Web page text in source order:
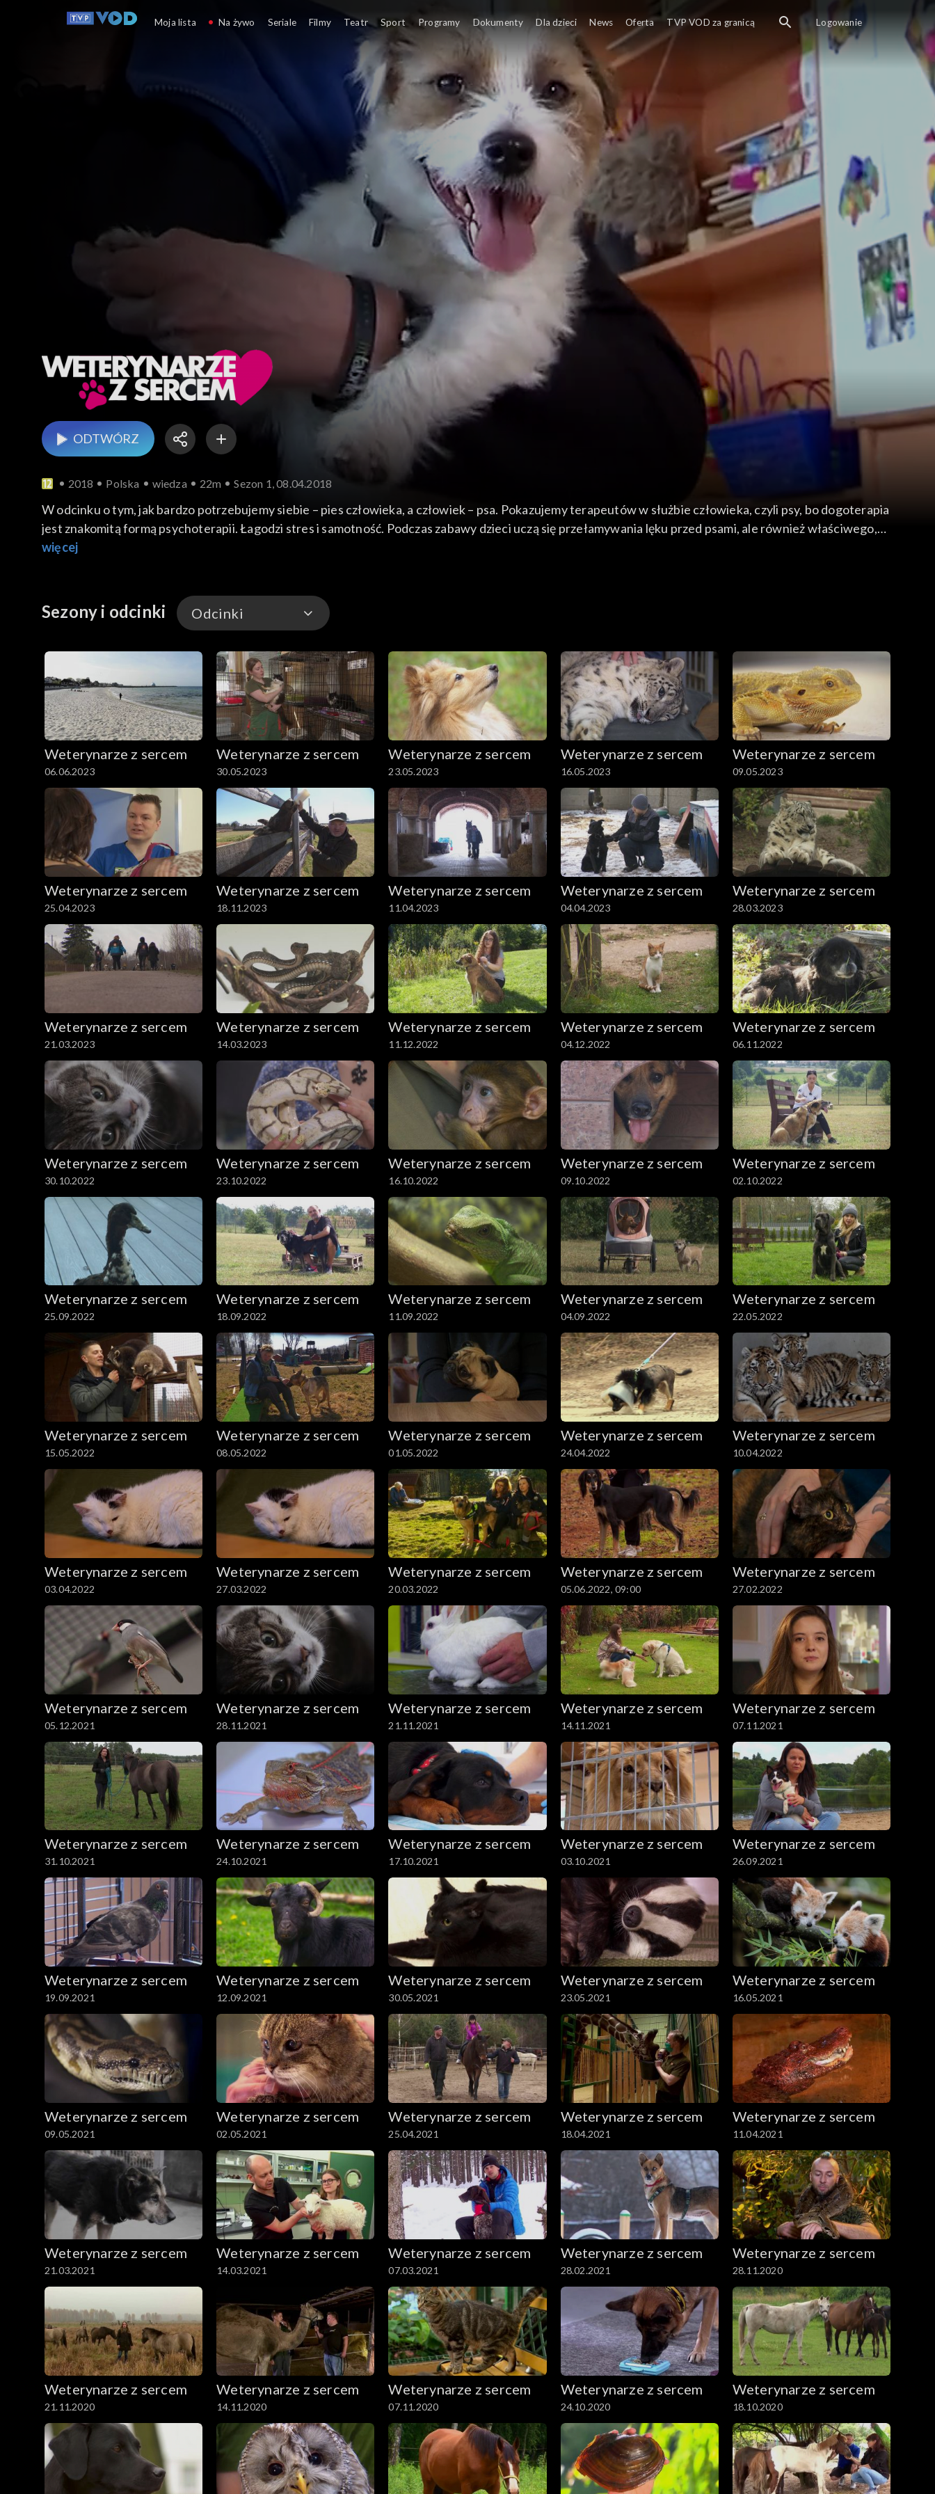
ODTWÓRZ
2018 Polska wiedza 22m Sezon 1, 08.04.2018
W odcinku o tym, jak bardzo potrzebujemy siebie – pies człowieka, a człowiek – psa. Pokazujemy terapeutów w służbie człowieka, czyli psy, bo dogoterapia
jest znakomitą formą psychoterapii. Łagodzi stres i samotność. Podczas zabawy dzieci uczą się przełamywania lęku przed psami, ale również właściwego,
odpowiedzialnego zachowania. Tomografia, endoskopia, biopsja to badania, z których nasi pupile mogą już korzystać. Czy dzięki troskliwości właściciela i
więcej
Sezony i odcinki Odcinki
Odcinki
Weterynarze z sercem
06.06.2023
Weterynarze z sercem
30.05.2023
Weterynarze z sercem
23.05.2023
Weterynarze z sercem
16.05.2023
Weterynarze z sercem
09.05.2023
Weterynarze z sercem
25.04.2023
Weterynarze z sercem
18.11.2023
Weterynarze z sercem
11.04.2023
Weterynarze z sercem
04.04.2023
Weterynarze z sercem
28.03.2023
Weterynarze z sercem
21.03.2023
Weterynarze z sercem
14.03.2023
Weterynarze z sercem
11.12.2022
Weterynarze z sercem
04.12.2022
Weterynarze z sercem
06.11.2022
Weterynarze z sercem
30.10.2022
Weterynarze z sercem
23.10.2022
Weterynarze z sercem
16.10.2022
Weterynarze z sercem
09.10.2022
Weterynarze z sercem
02.10.2022
Weterynarze z sercem
25.09.2022
Weterynarze z sercem
18.09.2022
Weterynarze z sercem
11.09.2022
Weterynarze z sercem
04.09.2022
Weterynarze z sercem
22.05.2022
Weterynarze z sercem
15.05.2022
Weterynarze z sercem
08.05.2022
Weterynarze z sercem
01.05.2022
Weterynarze z sercem
24.04.2022
Weterynarze z sercem
10.04.2022
Weterynarze z sercem
03.04.2022
Weterynarze z sercem
27.03.2022
Weterynarze z sercem
20.03.2022
Weterynarze z sercem
05.06.2022, 09:00
Weterynarze z sercem
27.02.2022
Weterynarze z sercem
05.12.2021
Weterynarze z sercem
28.11.2021
Weterynarze z sercem
21.11.2021
Weterynarze z sercem
14.11.2021
Weterynarze z sercem
07.11.2021
Weterynarze z sercem
31.10.2021
Weterynarze z sercem
24.10.2021
Weterynarze z sercem
17.10.2021
Weterynarze z sercem
03.10.2021
Weterynarze z sercem
26.09.2021
Weterynarze z sercem
19.09.2021
Weterynarze z sercem
12.09.2021
Weterynarze z sercem
30.05.2021
Weterynarze z sercem
23.05.2021
Weterynarze z sercem
16.05.2021
Weterynarze z sercem
09.05.2021
Weterynarze z sercem
02.05.2021
Weterynarze z sercem
25.04.2021
Weterynarze z sercem
18.04.2021
Weterynarze z sercem
11.04.2021
Weterynarze z sercem
21.03.2021
Weterynarze z sercem
14.03.2021
Weterynarze z sercem
07.03.2021
Weterynarze z sercem
28.02.2021
Weterynarze z sercem
28.11.2020
Weterynarze z sercem
21.11.2020
Weterynarze z sercem
14.11.2020
Weterynarze z sercem
07.11.2020
Weterynarze z sercem
24.10.2020
Weterynarze z sercem
18.10.2020
Moja lista Na żywo Seriale Filmy Teatr Sport Programy Dokumenty Dla dzieci News Oferta TVP VOD za granicą Logowanie